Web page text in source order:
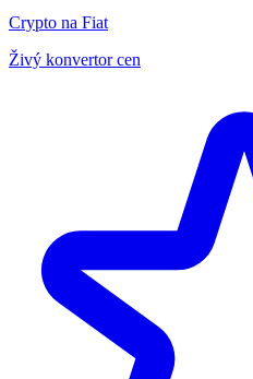
Crypto na Fiat
Živý konvertor cen